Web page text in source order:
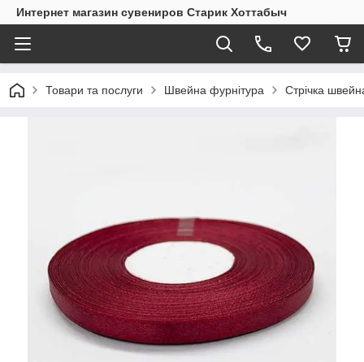
Интернет магазин сувениров Старик Хоттабыч
Товари та послуги Швейна фурнітура Стрічка